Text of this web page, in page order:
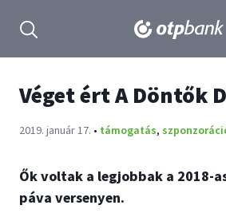
Keresés kinyitása
Véget ért A Döntők
Publikálva:
2019. január 17. • támogatás,
Ők voltak a legjobbak a 2018-
páva versenyen.